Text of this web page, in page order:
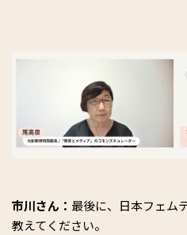
市川さん： 最後に、日本フェム
教えてください。